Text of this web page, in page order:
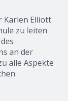
Karlen Elliott
zu leiten
an der
alle Aspekte